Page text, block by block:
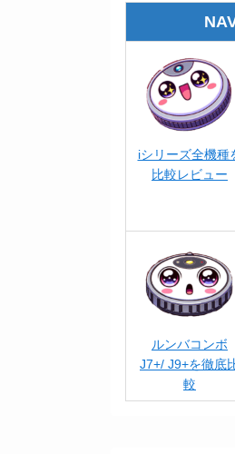
iシリーズ全機種
比較レビュー
ルンバコンボ
J7+/ J9+を徹底
較